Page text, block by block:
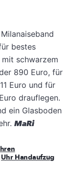
bestes
schwarzem
890 Euro, für
Euro und für
drauflegen.
ein Glasboden
MaRi
Uhr Handaufzug